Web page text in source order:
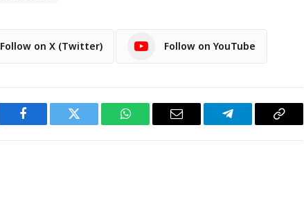
Follow on X (Twitter) Follow on YouTube
Facebook Twitter WhatsAppEmail Telegram Copy